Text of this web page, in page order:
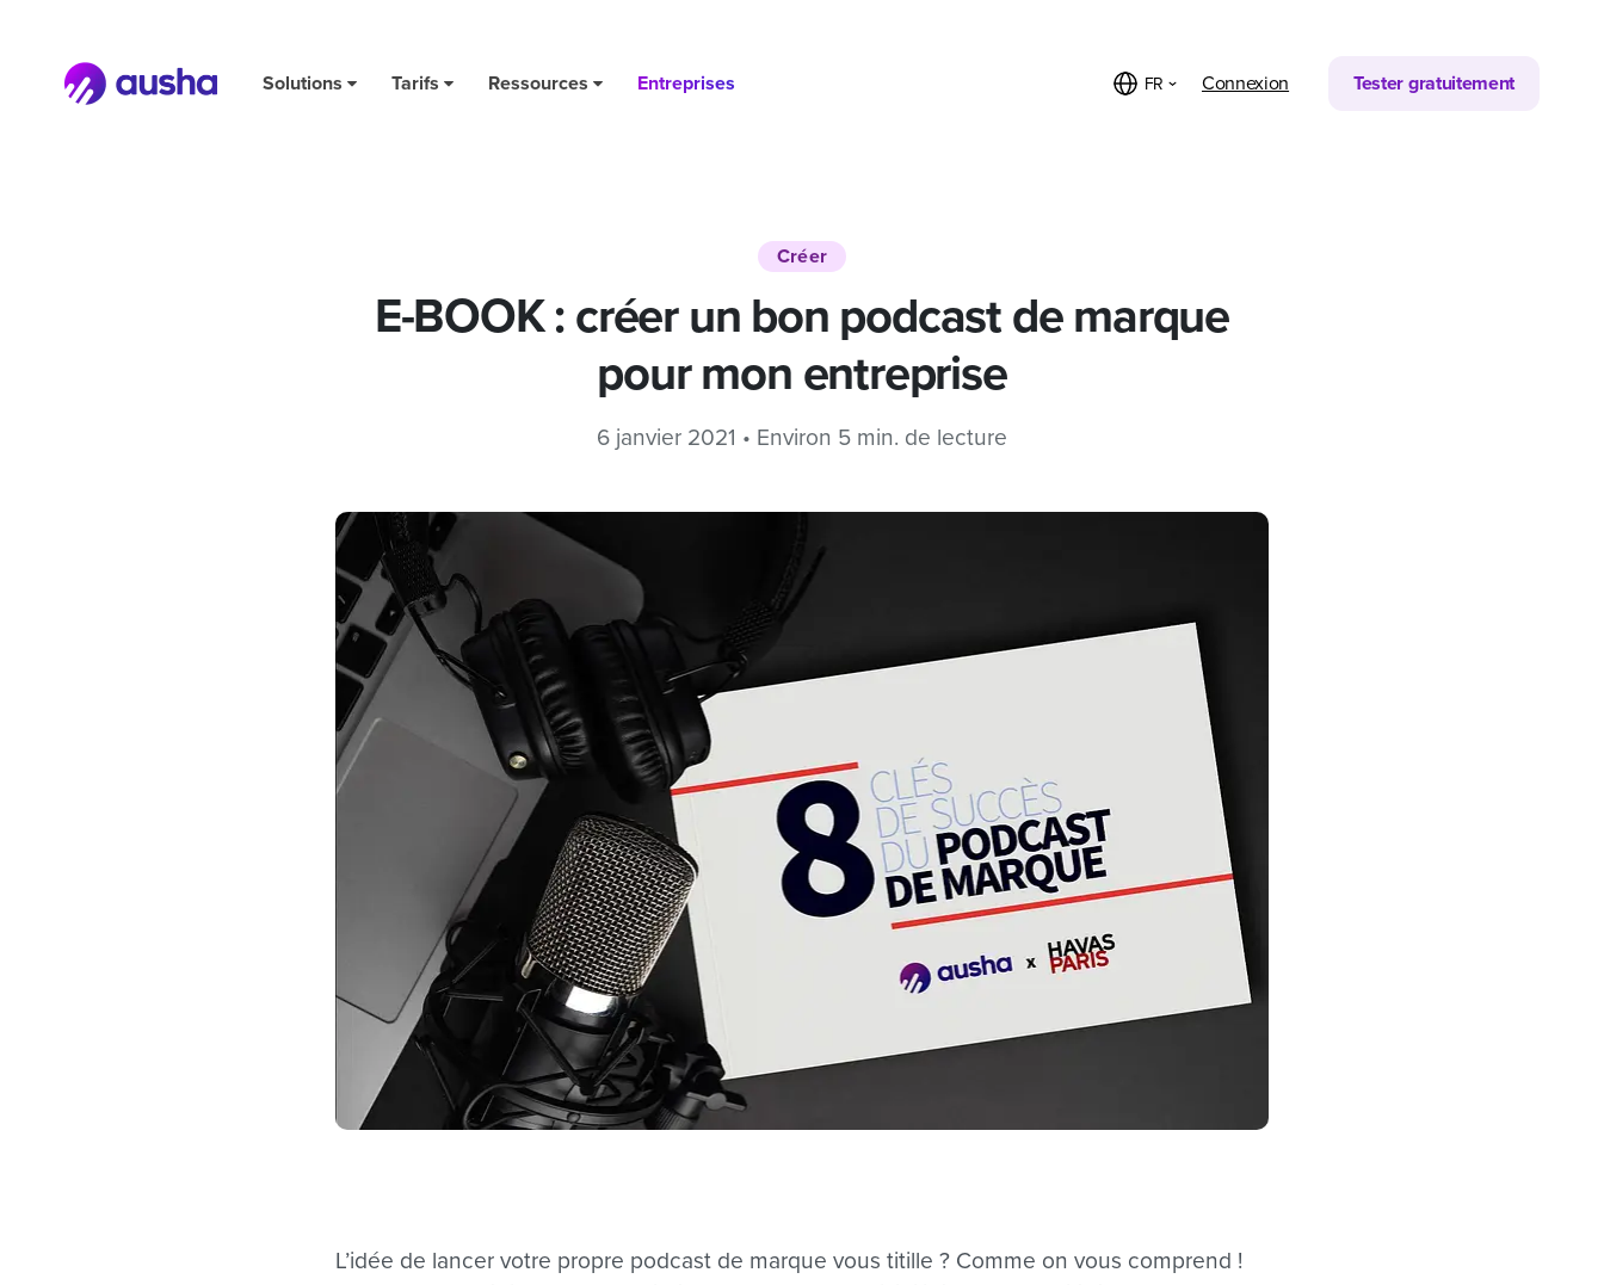
Solutions Tarifs Ressources Entreprises FR Connexion Tester gratuitement
Créer
E-BOOK : créer un bon podcast de marque
pour mon entreprise
6 janvier 2021 • Environ 5 min. de lecture
L’idée de lancer votre propre podcast de marque vous titille ? Comme on vous comprend !